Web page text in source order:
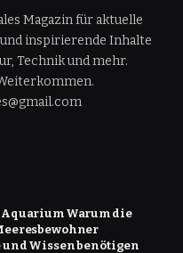
Magazin für aktuelle
inspirierende Inhalte
Technik und mehr.
Warum die
Wissen benötigen